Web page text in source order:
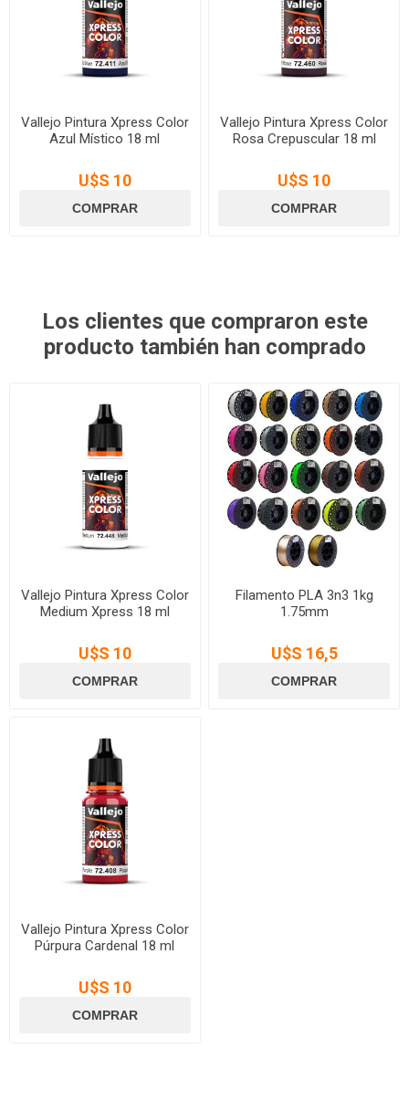
Vallejo Pintura Xpress Color
Azul Místico 18 ml
U$S 10
Vallejo Pintura Xpress Color
Rosa Crepuscular 18 ml
U$S 10
Los clientes que compraron este
producto también han comprado
Vallejo Pintura Xpress Color
Medium Xpress 18 ml
U$S 10
Filamento PLA 3n3 1kg
1.75mm
U$S 16,5
Vallejo Pintura Xpress Color
Púrpura Cardenal 18 ml
U$S 10